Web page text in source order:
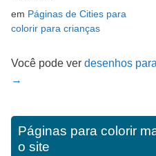
em Páginas de Cities para
colorir para crianças
Você pode ver desenhos
→
Páginas para colorir
o site